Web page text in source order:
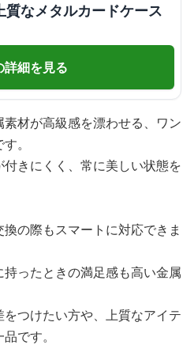
なメタルカードケース
詳細を見る
材が高級感を漂わせる、ワン
。
きにくく、常に美しい状態を
の際もスマートに対応できま
ったときの満足感も高い金属
つけたい方や、上質なアイテ
です。